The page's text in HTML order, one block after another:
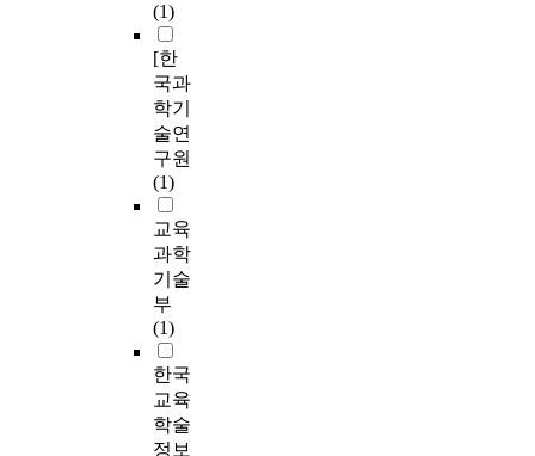
(1)
[한
국과
학기
술연
구원
(1)
교육
과학
기술
부
(1)
한국
교육
학술
정보